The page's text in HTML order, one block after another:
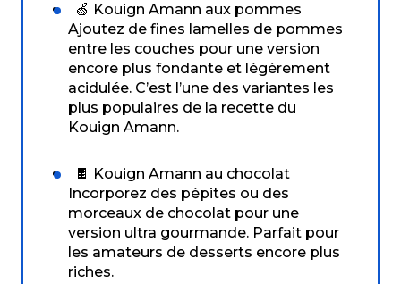
🍏 Kouign Amann aux pommes
Ajoutez de fines lamelles de pommes
entre les couches pour une version
encore plus fondante et légèrement
acidulée. C’est l’une des variantes les
plus populaires de la recette du
Kouign Amann.
🍫 Kouign Amann au chocolat
Incorporez des pépites ou des
morceaux de chocolat pour une
version ultra gourmande. Parfait pour
les amateurs de desserts encore plus
riches.